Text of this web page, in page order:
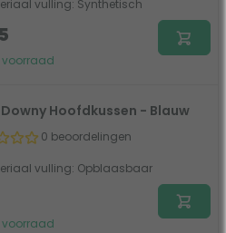
vulling: Synthetisch
voorraad
Hoofdkussen - Blauw
0 beoordelingen
vulling: Opblaasbaar
voorraad